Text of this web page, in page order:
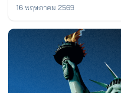
16 พฤษภาคม 2569